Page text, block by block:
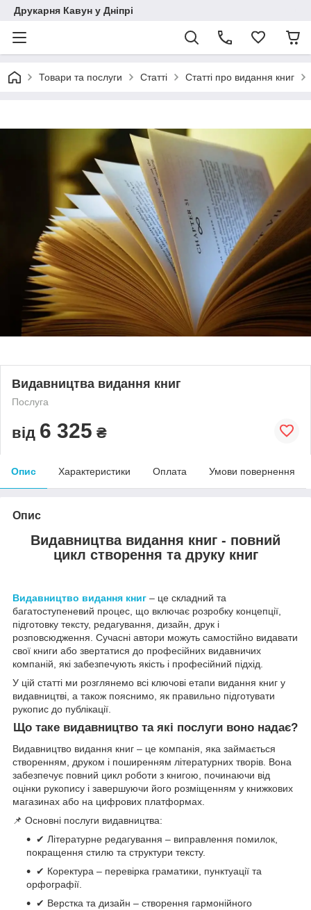
Друкарня Кавун у Дніпрі
Товари та послуги Статті Статті про видання книг
Видавництва видання книг
Послуга
від 6 325 ₴
Опис Характеристики Оплата Умови повернення
Опис
Видавництва видання книг - повний
цикл створення та друку книг
Видавництво видання книг – це складний та
багатоступеневий процес, що включає розробку концепції,
підготовку тексту, редагування, дизайн, друк і
розповсюдження. Сучасні автори можуть самостійно видавати
свої книги або звертатися до професійних видавничих
компаній, які забезпечують якість і професійний підхід.
У цій статті ми розглянемо всі ключові етапи видання книг у
видавництві, а також пояснимо, як правильно підготувати
рукопис до публікації.
Що таке видавництво та які послуги воно надає?
Видавництво видання книг – це компанія, яка займається
створенням, друком і поширенням літературних творів. Вона
забезпечує повний цикл роботи з книгою, починаючи від
оцінки рукопису і завершуючи його розміщенням у книжкових
магазинах або на цифрових платформах.
📌 Основні послуги видавництва:
✔ Літературне редагування – виправлення помилок,
покращення стилю та структури тексту.
✔ Коректура – перевірка граматики, пунктуації та
орфографії.
✔ Верстка та дизайн – створення гармонійного